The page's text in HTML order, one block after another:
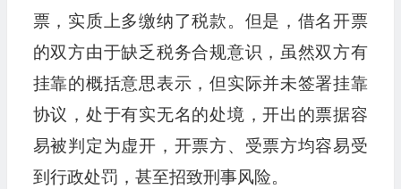
票，实质上多缴纳了税款。但是，借名开票
的双方由于缺乏税务合规意识，虽然双方有
挂靠的概括意思表示，但实际并未签署挂靠
协议，处于有实无名的处境，开出的票据容
易被判定为虚开，开票方、受票方均容易受
到行政处罚，甚至招致刑事风险。